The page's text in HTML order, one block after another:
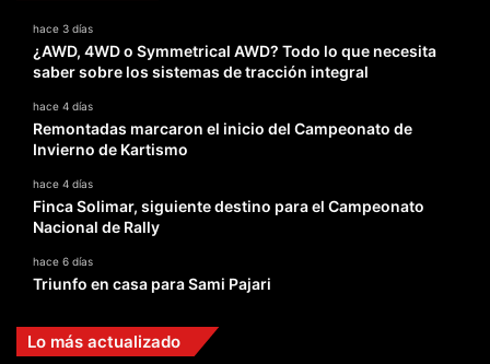
hace 3 días
¿AWD, 4WD o Symmetrical AWD? Todo lo que necesita
saber sobre los sistemas de tracción integral
hace 4 días
Remontadas marcaron el inicio del Campeonato de
Invierno de Kartismo
hace 4 días
Finca Solimar, siguiente destino para el Campeonato
Nacional de Rally
hace 6 días
Triunfo en casa para Sami Pajari
Lo más actualizado